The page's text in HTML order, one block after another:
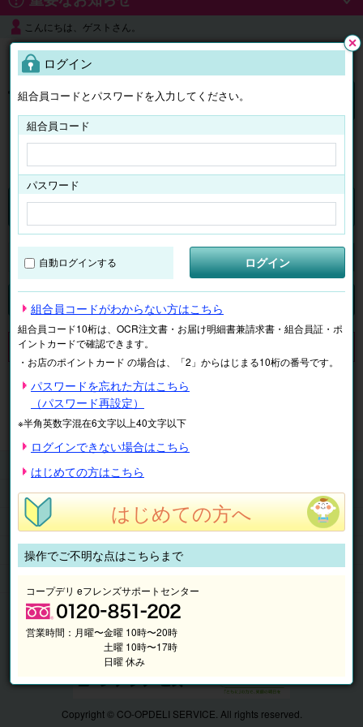
こんにちは、ゲストさん。
よくある質問
ログイン
チケット マイページ
検索
申し訳ございません。 現在、該当商品は、お取扱いしておりません。
マイページ 注文履歴
抽選結果
請求内容
チケット
くらしのサービス
このサイトの使い方
マイページ
Copyright © CO-OPDELI SERVICE. All rights reserved.
ログイン
組合員コードとパスワードを入力してください。
組合員コード
パスワード
自動ログインする ログイン
組合員コードがわからない方はこちら
組合員コード10桁は、OCR注文書・お届け明細書兼請求書・組合員証・ポ
イントカードで確認できます。
・お店のポイントカード の場合は、「2」からはじまる10桁の番号です。
パスワードを忘れた方はこちら
（パスワード再設定）
※半角英数字混在6文字以上40文字以下
ログインできない場合はこちら
はじめての方はこちら
はじめての方へ
操作でご不明な点はこちらまで
コープデリ eフレンズサポートセンター
営業時間： 月曜〜金曜 10時〜20時
土曜 10時〜17時
日曜 休み